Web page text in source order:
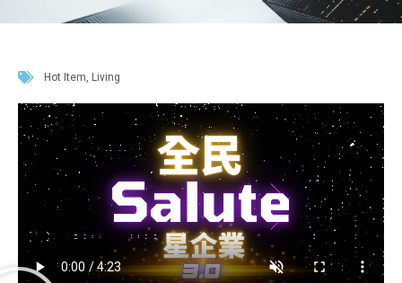
Hot Item, Living